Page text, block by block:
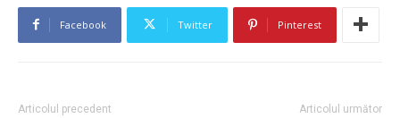
Facebook Twitter Pinterest
Articolul precedent Articolul următor